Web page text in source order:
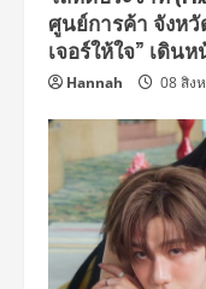
ศูนย์การค้า จังห
เจอร์ให้ใจ” เดิน
Hannah 08 สิง